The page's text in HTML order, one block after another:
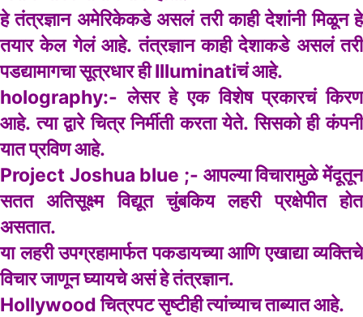
हे तंत्रज्ञान अमेरिकेकडे असलं तरी काही देशांनी मिळून हे
तयार केल गेलं आहे. तंत्रज्ञान काही देशाकडे असलं तरी
पडद्यामागचा सूत्रधार ही Illuminatiचं आहे.
holography:- लेसर हे एक विशेष प्रकारचं किरण
आहे. त्या द्वारे चित्र निर्मीती करता येते. सिसको ही कंपनी
यात प्रविण आहे.
Project Joshua blue ;- आपल्या विचारामुळे मेंदूतून
सतत अतिसूक्ष्म विद्यूत चुंबकिय लहरी प्रक्षेपीत होत
असतात.
या लहरी उपग्रहामार्फत पकडायच्या आणि एखाद्या व्यक्तिचे
विचार जाणून घ्यायचे असं हे तंत्रज्ञान.
Hollywood चित्रपट सृष्टीही त्यांच्याच ताब्यात आहे.